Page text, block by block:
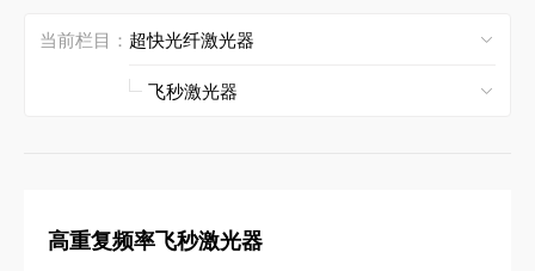
当前栏目：
高重复频率飞秒激光器